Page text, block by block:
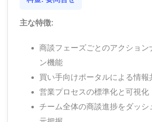
主な特徴:
商談フェーズごとのアクション
ン機能
買い手向けポータルによる情報
営業プロセスの標準化と可視化
チーム全体の商談進捗をダッシ